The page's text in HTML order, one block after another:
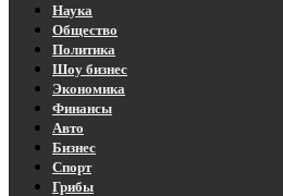
Наука
Общество
Политика
Шоу бизнес
Экономика
Финансы
Авто
Бизнес
Спорт
Грибы